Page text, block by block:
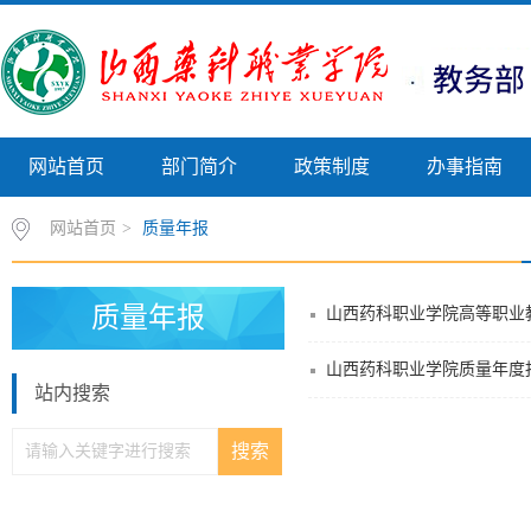
网站首页 部门简介 政策制度 办事指南
网站首页 > 质量年报
质量年报
站内搜索
山西药科职业学院高等职
山西药科职业学院质量年度